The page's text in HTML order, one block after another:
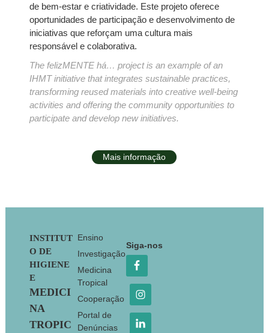
de bem‑estar e criatividade. Este projeto oferece
oportunidades de participação e desenvolvimento de
iniciativas que reforçam uma cultura mais
responsável e colaborativa.
The felizMENTE há… project is an example of an
IHMT initiative that integrates sustainable practices,
transforming reused materials into creative well‑being
activities and offering the community opportunities to
participate and develop new initiatives.
Mais informação
Footer
INSTITUT
O DE
HIGIENE
E
MEDICI
NA
TROPIC
Ensino
Investigação
Medicina
Tropical
Cooperação
Portal de
Denúncias
Siga-nos